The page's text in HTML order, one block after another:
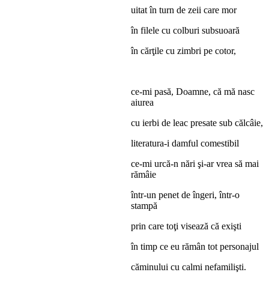
uitat în turn de zeii care mor
în filele cu colburi subsuoară
în cărţile cu zimbri pe cotor,
ce-mi pasă, Doamne, că mă nasc
aiurea
cu ierbi de leac presate sub călcâie,
literatura-i damful comestibil
ce-mi urcă-n nări şi-ar vrea să mai
rămâie
într-un penet de îngeri, într-o
stampă
prin care toţi visează că exişti
în timp ce eu rămân tot personajul
căminului cu calmi nefamilişti.